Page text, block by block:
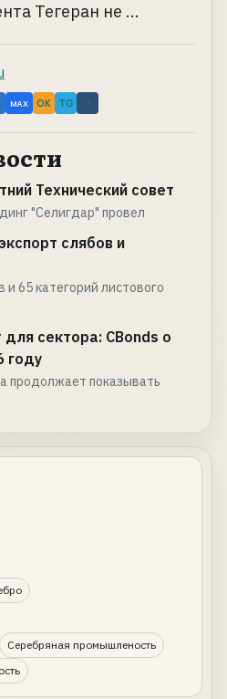
Тегеран не ...
MAX OK TG ↗
Технический совет
"Селигдар" провел
слябов и
и 65 категорий листового
сектора: CBonds о
году
продолжает показывать
Серебряная промышленость